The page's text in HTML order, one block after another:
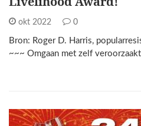
okt 2022 0
Bron: Roger D. Harris,
~~~ Omgaan met zelf